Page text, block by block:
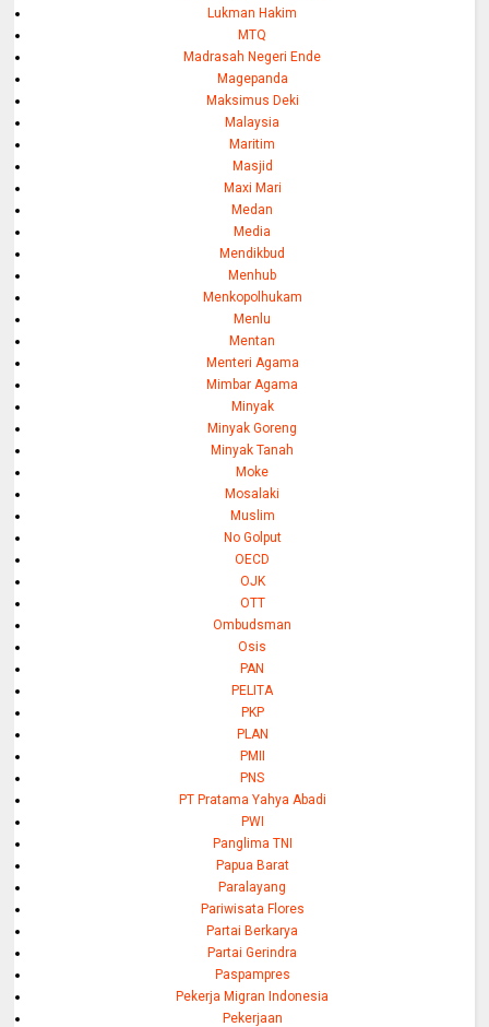
Lukman Hakim
MTQ
Madrasah Negeri Ende
Magepanda
Maksimus Deki
Malaysia
Maritim
Masjid
Maxi Mari
Medan
Media
Mendikbud
Menhub
Menkopolhukam
Menlu
Mentan
Menteri Agama
Mimbar Agama
Minyak
Minyak Goreng
Minyak Tanah
Moke
Mosalaki
Muslim
No Golput
OECD
OJK
OTT
Ombudsman
Osis
PAN
PELITA
PKP
PLAN
PMII
PNS
PT Pratama Yahya Abadi
PWI
Panglima TNI
Papua Barat
Paralayang
Pariwisata Flores
Partai Berkarya
Partai Gerindra
Paspampres
Pekerja Migran Indonesia
Pekerjaan